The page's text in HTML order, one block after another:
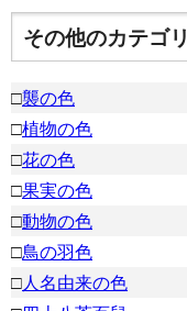
その他のカテゴリ
□襲の色
□植物の色
□花の色
□果実の色
□動物の色
□鳥の羽色
□人名由来の色